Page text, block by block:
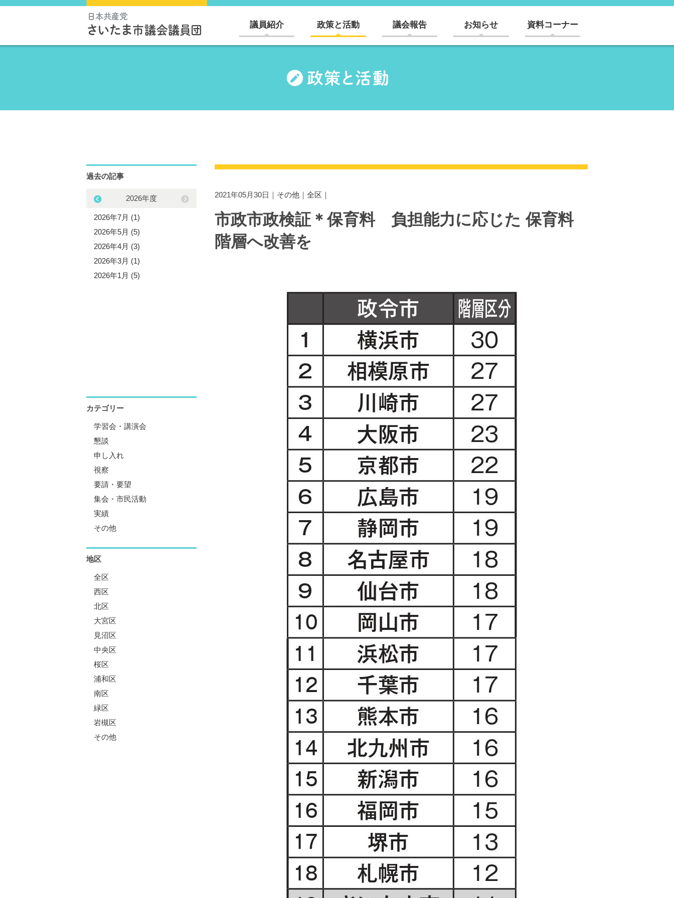
議員紹介 政策と活動 議会報告 お知らせ 資料コーナー
2021年05月30日｜ その他 ｜ 全区 ｜
市政市政検証＊保育料 負担能力に応じた 保育料
階層へ改善を
過去の記事
2026年度
2026年7月 (1)
2026年5月 (5)
2026年4月 (3)
2026年3月 (1)
2026年1月 (5)
カテゴリー
学習会・講演会
懇談
申し入れ
視察
要請・要望
集会・市民活動
実績
その他
地区
全区
西区
北区
大宮区
見沼区
中央区
桜区
浦和区
南区
緑区
岩槻区
その他